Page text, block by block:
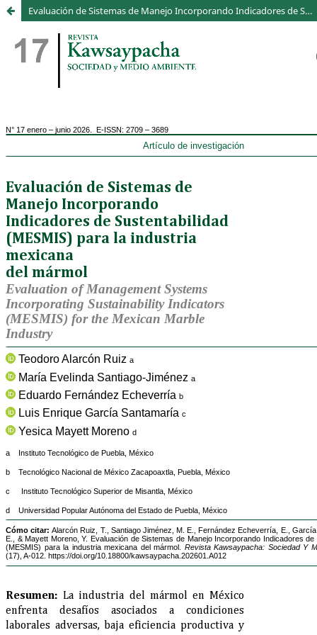
Evaluación de Sistemas de Manejo Incorporando Indicadores de Sustentabilidad (MESMIS) para la industria mexicana del mármol